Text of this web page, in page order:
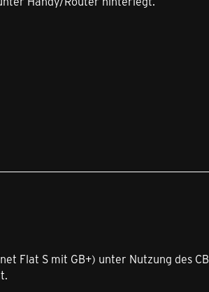
Flat S mit GB+) unter Nutzung des